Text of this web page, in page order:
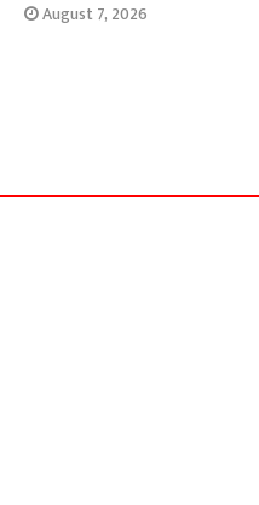
August 7, 2026